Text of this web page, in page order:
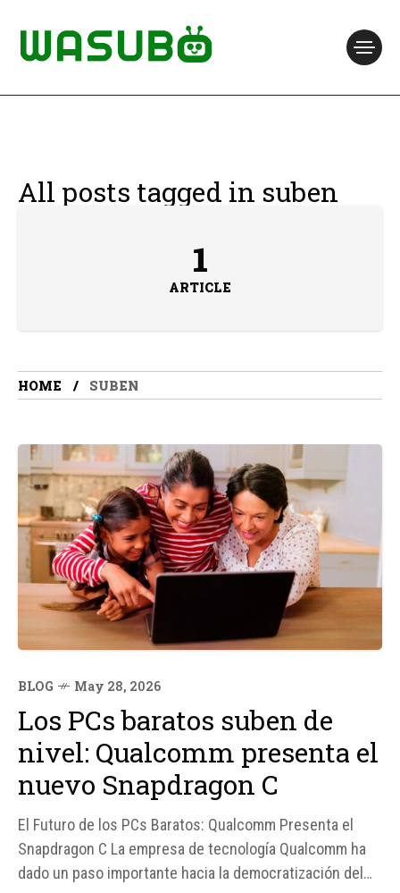
All posts tagged in suben
1
ARTICLE
HOME SUBEN
BLOG May 28, 2026
Los PCs baratos suben de
nivel: Qualcomm presenta el
nuevo Snapdragon C
El Futuro de los PCs Baratos: Qualcomm Presenta el
Snapdragon C La empresa de tecnología Qualcomm ha
dado un paso importante hacia la democratización del